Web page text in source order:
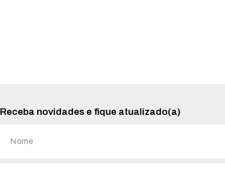
Receba novidades e fique atualizado(a)